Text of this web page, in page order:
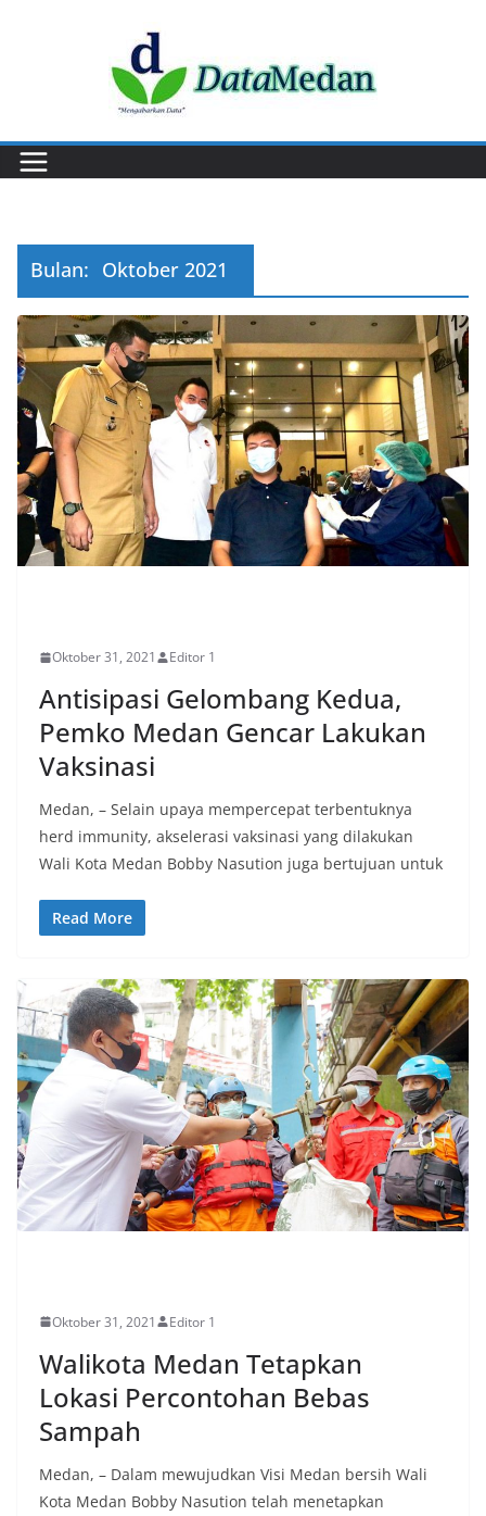
Bulan: Oktober 2021
Oktober 31, 2021 Editor 1
Antisipasi Gelombang Kedua,
Pemko Medan Gencar Lakukan
Vaksinasi
Medan, – Selain upaya mempercepat terbentuknya
herd immunity, akselerasi vaksinasi yang dilakukan
Wali Kota Medan Bobby Nasution juga bertujuan untuk
Read More
Oktober 31, 2021 Editor 1
Walikota Medan Tetapkan
Lokasi Percontohan Bebas
Sampah
Medan, – Dalam mewujudkan Visi Medan bersih Wali
Kota Medan Bobby Nasution telah menetapkan